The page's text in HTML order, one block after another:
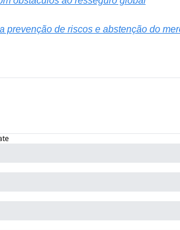
prevenção de riscos e abstenção do